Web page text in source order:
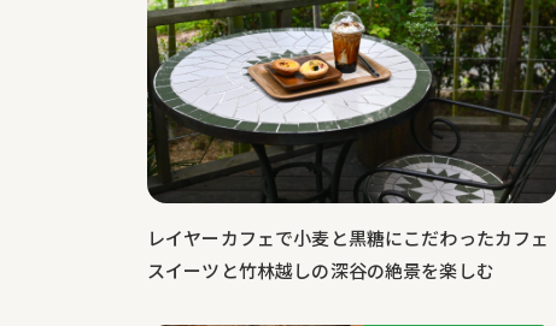
レイヤーカフェで小麦と黒糖にこだわったカフェ
スイーツと竹林越しの深谷の絶景を楽しむ